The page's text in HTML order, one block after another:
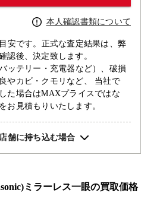
本人確認書類について
安です。正式な査定結果は、弊
認後、決定致します。
ッテリー・充電器など）、破損
やカビ・クモリなど、 当社で
た場合はMAXプライスではな
お見積もりいたします。
舗に持ち込む場合
ミラーレス一眼の買取価格